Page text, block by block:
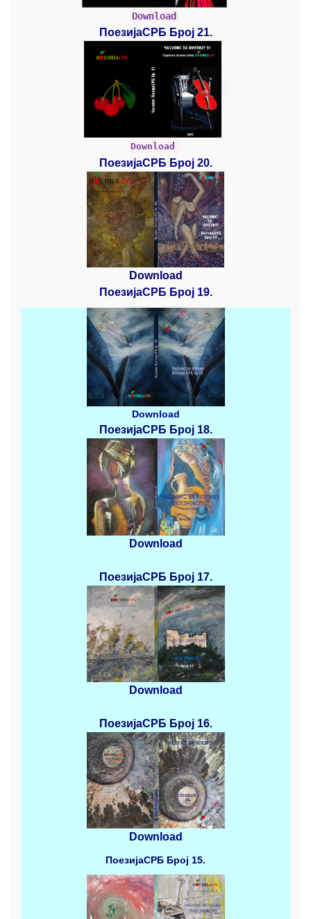
Download
ПоезијаСРБ Број 21.
Download
ПоезијаСРБ Број 20.
Download
ПоезијаСРБ Број 19.
Download
ПоезијаСРБ Број 18.
Download
ПоезијаСРБ Број 17.
Download
ПоезијаСРБ Број 16.
Download
ПоезијаСРБ Број 15.